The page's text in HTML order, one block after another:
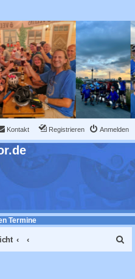
Kontakt Anmelden
Registrieren
Termine